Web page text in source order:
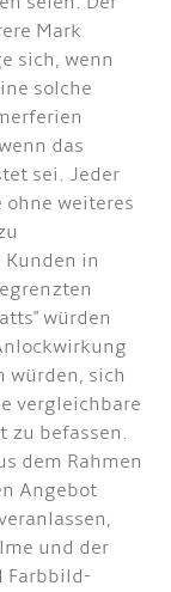
Mark
sich, wenn
solche
das
sei. Jeder
weiteres
in
würden
würden, sich
vergleichbare
zu befassen.
dem Rahmen
Angebot
und der
Farbbild-